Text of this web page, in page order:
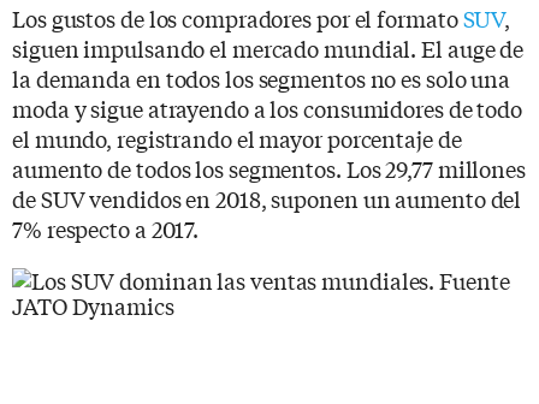
Los gustos de los compradores por el formatoSUV,
siguen impulsando el mercado mundial. El auge de
la demanda en todos los segmentos no es solo una
moda y sigue atrayendo a los consumidores de todo
el mundo, registrando el mayor porcentaje de
aumento de todos los segmentos. Los 29,77 millones
de SUV vendidos en 2018, suponen un aumento del
7% respecto a 2017.